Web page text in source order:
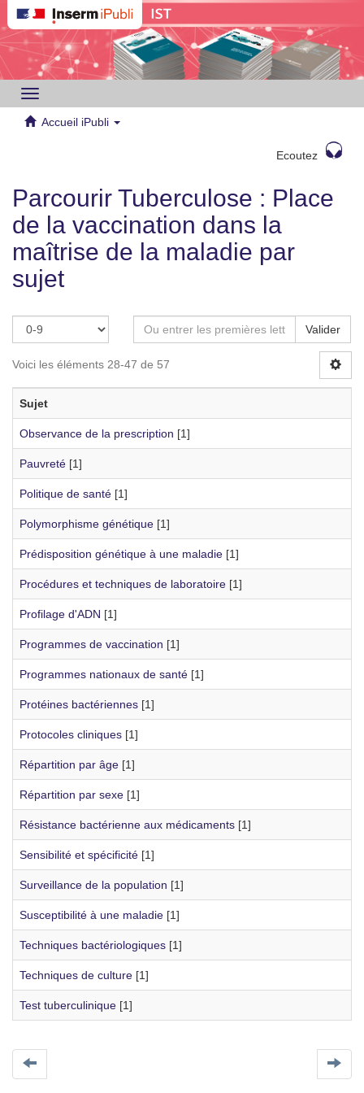
Toggle
navigation
Accueil iPubli
Ecoutez
Parcourir Tuberculose : Place
de la vaccination dans la
maîtrise de la maladie par
sujet
Valider
Voici les éléments 28-47 de 57
Sujet
Observance de la prescription [1]
Pauvreté [1]
Politique de santé [1]
Polymorphisme génétique [1]
Prédisposition génétique à une maladie [1]
Procédures et techniques de laboratoire [1]
Profilage d'ADN [1]
Programmes de vaccination [1]
Programmes nationaux de santé [1]
Protéines bactériennes [1]
Protocoles cliniques [1]
Répartition par âge [1]
Répartition par sexe [1]
Résistance bactérienne aux médicaments [1]
Sensibilité et spécificité [1]
Surveillance de la population [1]
Susceptibilité à une maladie [1]
Techniques bactériologiques [1]
Techniques de culture [1]
Test tuberculinique [1]